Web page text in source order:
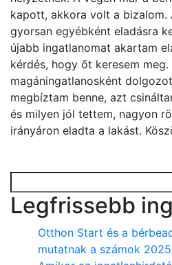
kapott, akkora volt a bizalom.
gyorsan egyébként eladásra
újabb ingatlanomat akartam
kérdés, hogy őt keresem
magáningatlanosként
megbíztam benne, azt
és milyen jól tettem, nagyon
irányáron eladta a lakást.
Legfrissebb
Otthon Start és a
mutatnak a számok